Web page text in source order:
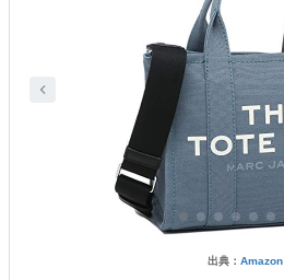
出典： Amazon